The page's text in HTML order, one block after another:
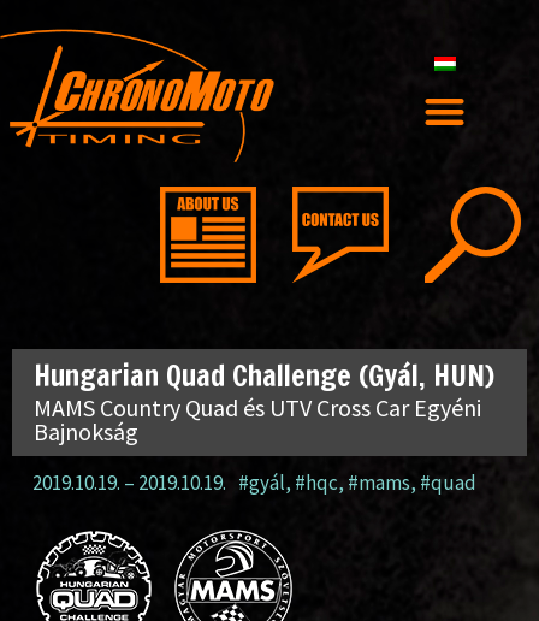
Hungarian Quad Challenge (Gyál, HUN)
MAMS Country Quad és UTV Cross Car Egyéni
Bajnokság
2019.10.19. – 2019.10.19. #gyál, #hqc,#mams,#quad